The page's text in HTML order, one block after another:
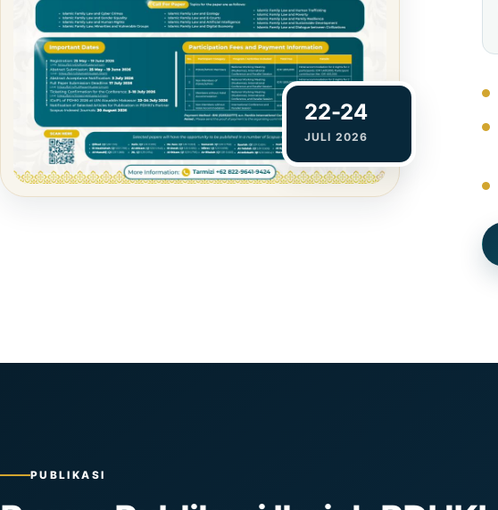
22-24
JULI 2026
PUBLIKASI